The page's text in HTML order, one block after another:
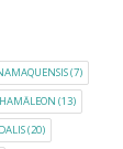
(7)
(13)
(20)